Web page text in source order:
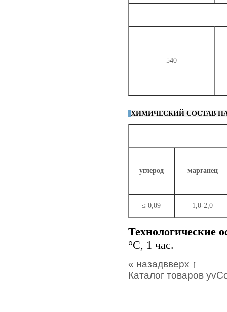
540
ХИМИЧЕСКИЙ СОСТАВ
углерод марганец
≤ 0,09 1,0-2,0
Технологические
°С, 1 час.
« назадвверх ↑
Каталог товаров